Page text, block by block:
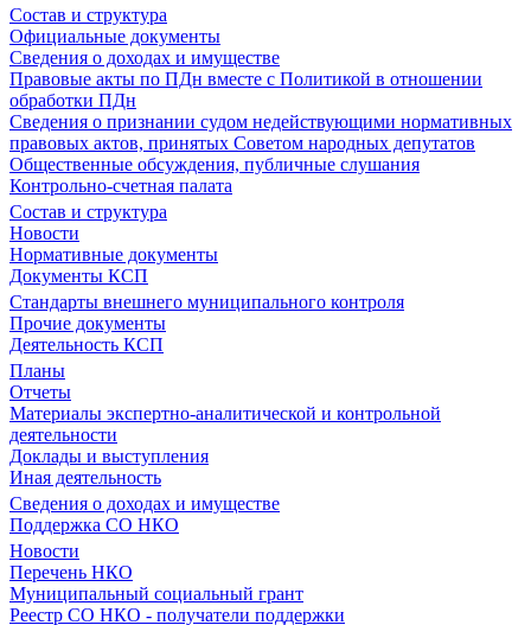
Состав и структура
Официальные документы
Сведения о доходах и имуществе
Правовые акты по ПДн вместе с Политикой в отношении
обработки ПДн
Сведения о признании судом недействующими нормативных
правовых актов, принятых Советом народных депутатов
Общественные обсуждения, публичные слушания
Контрольно-счетная палата
Состав и структура
Новости
Нормативные документы
Документы КСП
Стандарты внешнего муниципального контроля
Прочие документы
Деятельность КСП
Планы
Отчеты
Материалы экспертно-аналитической и контрольной
деятельности
Доклады и выступления
Иная деятельность
Сведения о доходах и имуществе
Поддержка СО НКО
Новости
Перечень НКО
Муниципальный социальный грант
Реестр СО НКО - получатели поддержки